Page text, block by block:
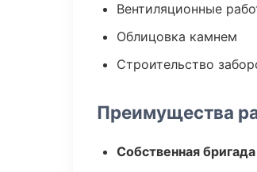
Вентиляционные
Облицовка камнем
Строительство
Преимущества
Собственная